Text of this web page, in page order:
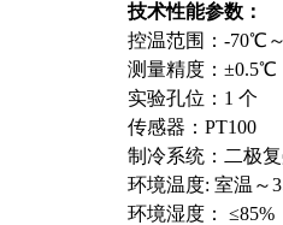
技术性能参数：
控温范围：-70℃
测量精度：±0.5℃
实验孔位：1 个
传感器：PT100
制冷系统：二极
环境温度: 室温～
环境湿度： ≤85%